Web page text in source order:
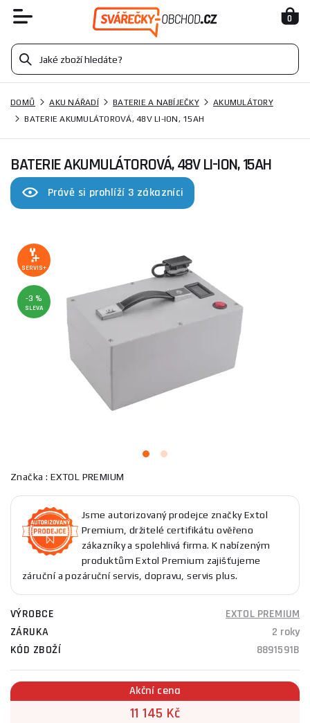
0
DOMŮ AKU NÁŘADÍ BATERIE A NABÍJEČKY
AKUMULÁTORY
BATERIE AKUMULÁTOROVÁ, 48V LI-ION, 15AH
BATERIE AKUMULÁTOROVÁ, 48V LI-ION, 15AH
Právě si prohlíží 3 zákazníci
SERVIS+
-3 %
SLEVA
Značka : EXTOL PREMIUM
Jsme autorizovaný prodejce značky Extol
Premium, držitelé certifikátu ověřeno
zákazníky a spolehlivá firma. K nabízeným
produktům Extol Premium zajišťujeme
záruční a pozáruční servis, dopravu, servis plus.
VÝROBCE
EXTOL PREMIUM
ZÁRUKA
2 roky
KÓD ZBOŽÍ
8891591B
Akční cena
11 145 Kč